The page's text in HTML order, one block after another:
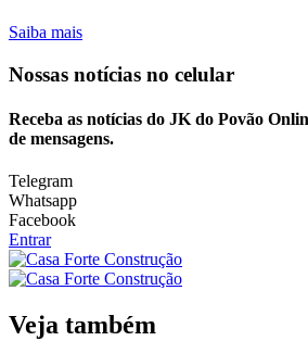
Saiba mais
Nossas notícias no celular
Receba as notícias do JK do Povão
de mensagens.
Telegram
Whatsapp
Facebook
Entrar
Veja também